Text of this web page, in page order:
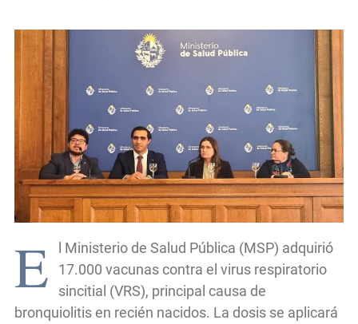
E
l Ministerio de Salud Pública (MSP) adquirió
17.000 vacunas contra el virus respiratorio
sincitial (VRS), principal causa de
bronquiolitis en recién nacidos. La dosis se aplicará